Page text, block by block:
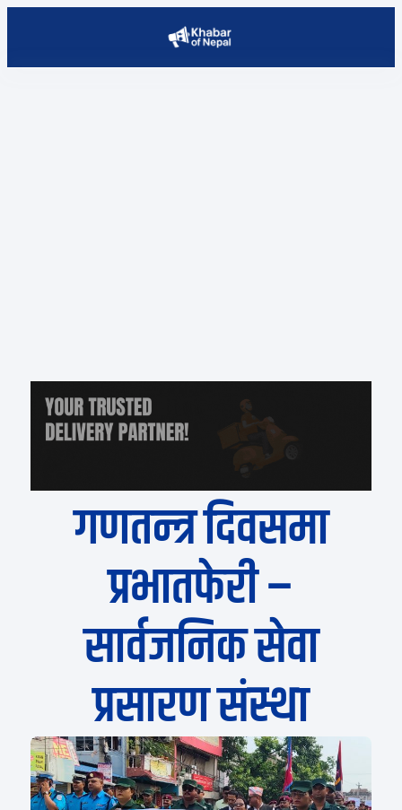
गणतन्त्र दिवसमा
प्रभातफेरी –
सार्वजनिक सेवा
प्रसारण संस्था